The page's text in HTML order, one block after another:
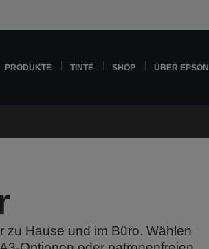
PRODUKTE TINTE SHOP ÜBER EPSON
zu Hause und im Büro. Wählen